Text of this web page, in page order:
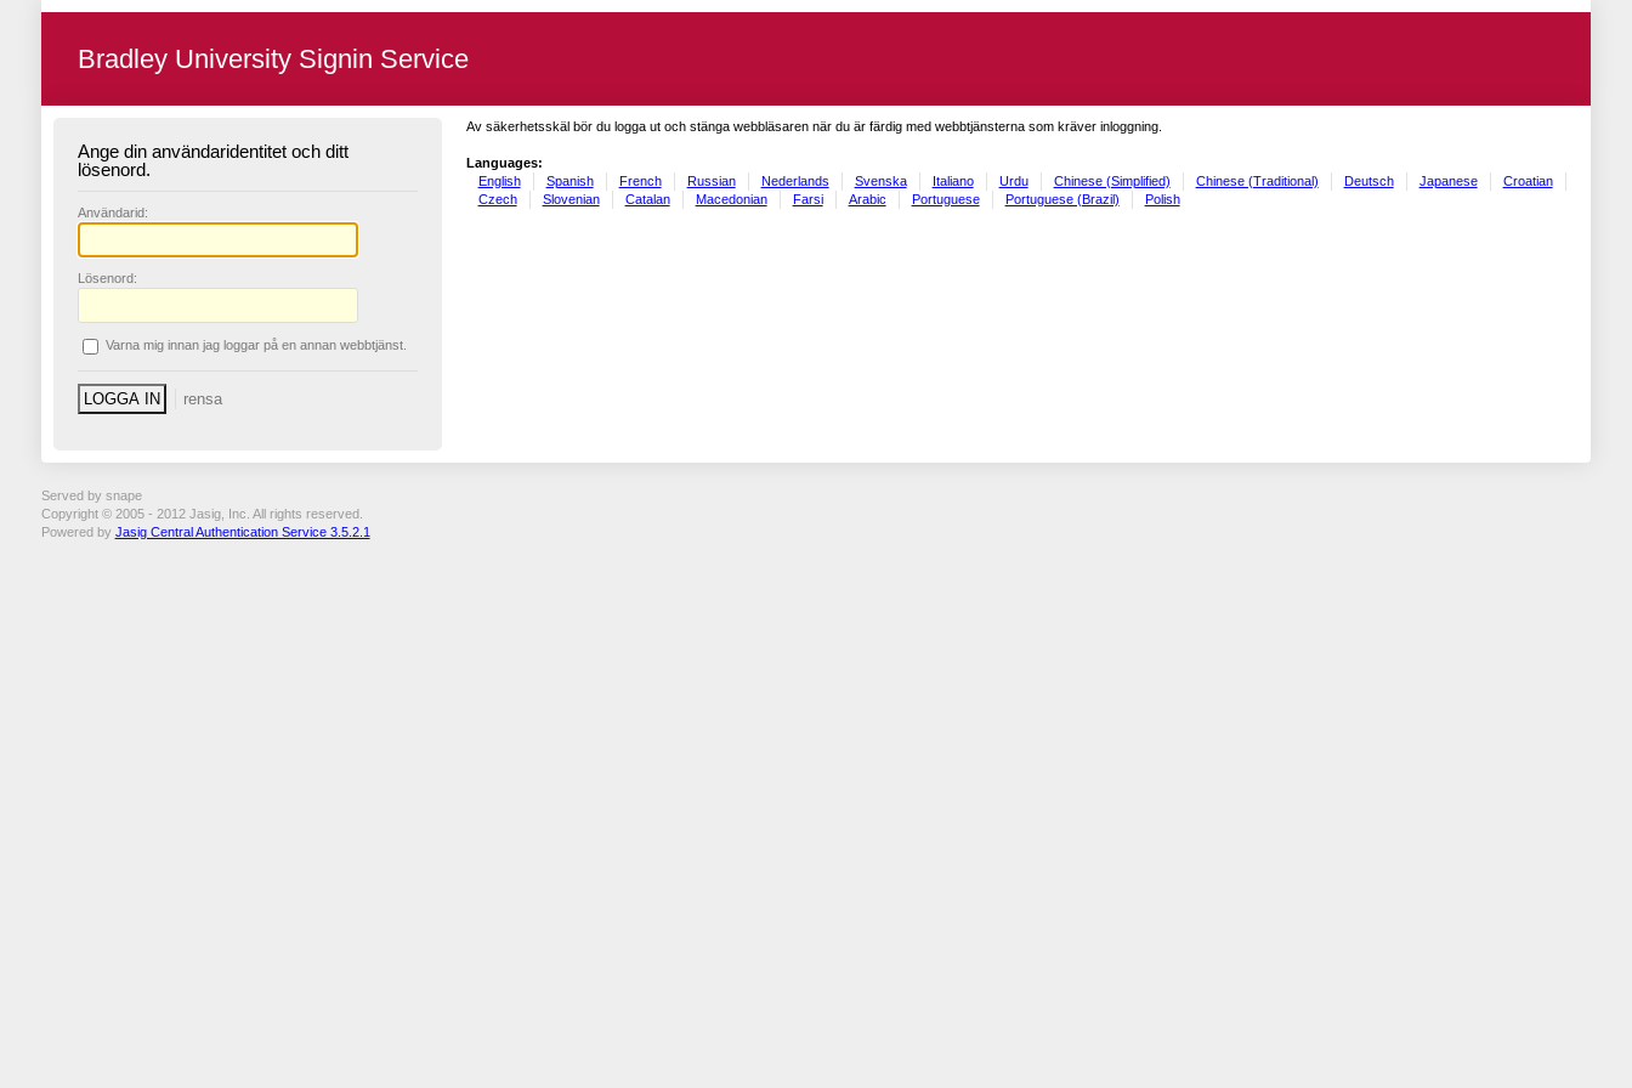
Bradley University Signin Service
Ange din användaridentitet och ditt
lösenord.
Användarid:
L ösenord:
Varna mig innan jag loggar på en annan webbtjänst.
Av säkerhetsskäl bör du logga ut och stänga webbläsaren när du är färdig med webbtjänsterna som kräver inloggning.
Languages:
English
Spanish French Russian Nederlands Svenska Italiano Urdu Chinese (Simplified) Chinese (Traditional) Deutsch Japanese
Croatian
Czech
Slovenian Catalan Macedonian Farsi Arabic Portuguese Portuguese (Brazil) Polish
Served by snape
Copyright © 2005 - 2012 Jasig, Inc. All rights reserved.
Powered by Jasig Central Authentication Service 3.5.2.1